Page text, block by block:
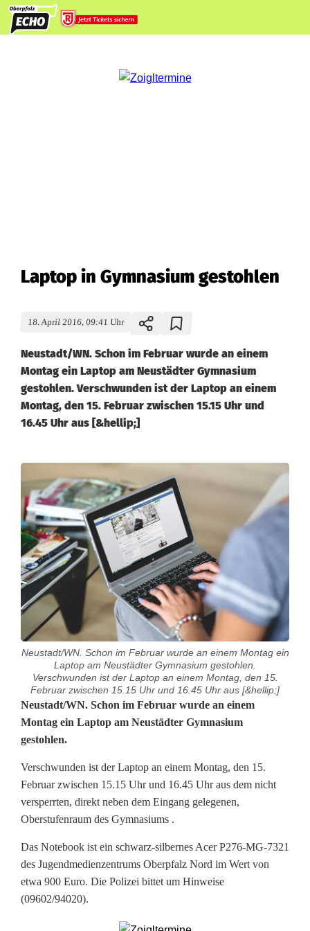
Laptop in Gymnasium gestohlen
18. April 2016, 09:41 Uhr
Neustadt/WN. Schon im Februar wurde an einem
Montag ein Laptop am Neustädter Gymnasium
gestohlen. Verschwunden ist der Laptop an einem
Montag, den 15. Februar zwischen 15.15 Uhr und
16.45 Uhr aus [&hellip;]
Neustadt/WN. Schon im Februar wurde an einem Montag ein
Laptop am Neustädter Gymnasium gestohlen.
Verschwunden ist der Laptop an einem Montag, den 15.
Februar zwischen 15.15 Uhr und 16.45 Uhr aus [&hellip;]
L
a
p
t
o
p
i
n
Neustadt/WN. Schon im Februar wurde an einem
Montag ein Laptop am Neustädter Gymnasium
gestohlen.
Verschwunden ist der Laptop an einem Montag, den 15.
Februar zwischen 15.15 Uhr und 16.45 Uhr aus dem nicht
versperrten, direkt neben dem Eingang gelegenen,
Oberstufenraum des Gymnasiums .
Das Notebook ist ein schwarz-silbernes Acer P276-MG-7321
des Jugendmedienzentrums Oberpfalz Nord im Wert von
etwa 900 Euro. Die Polizei bittet um Hinweise
(09602/94020).